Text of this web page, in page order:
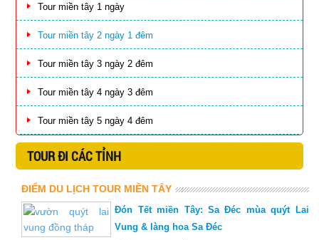
Tour miền tây 1 ngày
Tour miền tây 2 ngày 1 đêm
Tour miền tây 3 ngày 2 đêm
Tour miền tây 4 ngày 3 đêm
Tour miền tây 5 ngày 4 đêm
TOUR ĐI CÁC TỈNH
ĐIỂM DU LỊCH TOUR MIỀN TÂY
Đón Tết miền Tây: Sa Đéc mùa quýt Lai
Vung & làng hoa Sa Đéc